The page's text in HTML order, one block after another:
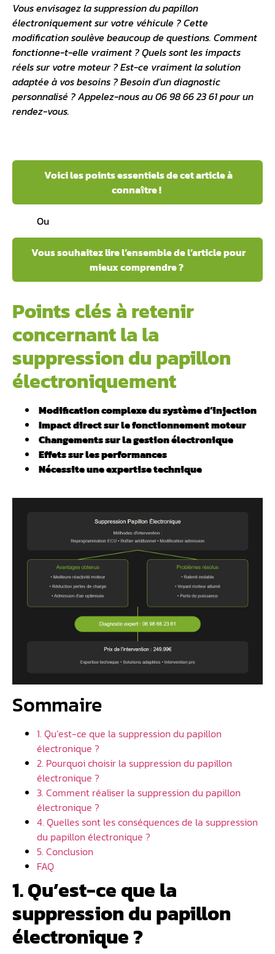
Vous envisagez la suppression du papillon
électroniquement sur votre véhicule ? Cette
modification soulève beaucoup de questions. Comment
fonctionne-t-elle vraiment ? Quels sont les impacts
réels sur votre moteur ? Est-ce vraiment la solution
adaptée à vos besoins ? Besoin d’un diagnostic
personnalisé ? Appelez-nous au 06 98 66 23 61 pour un
rendez-vous.
Voici les points essentiels de cet article à
connaître !
Ou
Vous souhaitez lire l’ensemble de l’article pour
mieux comprendre ?
Points clés à retenir
concernant la la
suppression du papillon
électroniquement
Modification complexe dusystème d’injection
Impact direct sur le fonctionnement moteur
️ Changements sur lagestion électronique
Effets sur les performances
️ Nécessite une expertise technique
Sommaire
1. Qu’est-ce que la suppression du papillon
électronique ?
2. Pourquoi choisir la suppression du papillon
électronique ?
3. Comment réaliser la suppression du papillon
électronique ?
4. Quelles sont les conséquences de la suppression
du papillon électronique ?
5. Conclusion
FAQ
1. Qu’est-ce que la
suppression du papillon
électronique ?